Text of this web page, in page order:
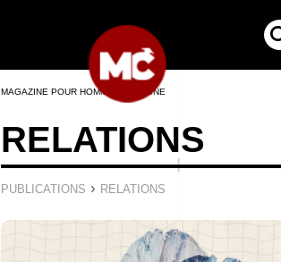
MAGAZINE POUR HOMMES EN LIGNE
RELATIONS
PUBLICATIONS › RELATIONS